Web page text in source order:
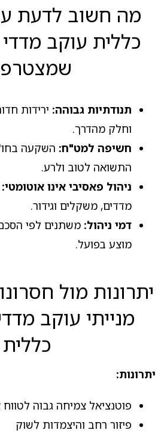
מה חשוב לדעת על
כללית עוקב מדדי
תנודתיות גבוהה: ירידות
וחלק מהדרך.
חשיפה למט"ח: השקעה
התשואה לטוב ולרע.
ניהול פאסיבי אינו אוטומטי:
מדדים, משקלים וגידור.
דמי ניהול: משתנים לפי
מוצע בפועל.
יתרונות מול
מנייתי עוקב
כללית
יתרונות:
פוטנציאל צמיחה גבוה לטווח
פיזור רחב והיצמדות לשוק